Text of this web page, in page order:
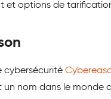
et options de
cybersécurité
un nom dans le monde